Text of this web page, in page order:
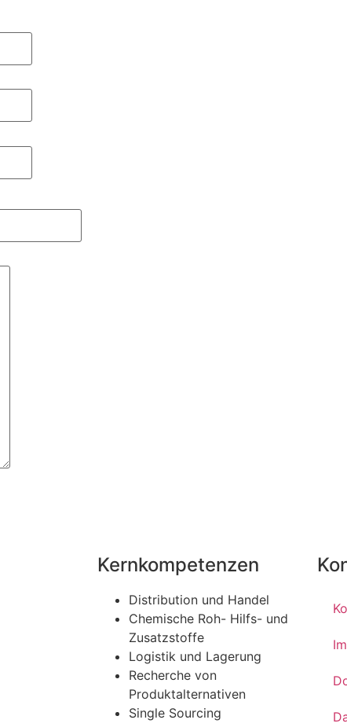
Kernkompetenzen
Distribution und Handel
Chemische Roh- Hilfs- und
Zusatzstoffe
Logistik und Lagerung
Recherche von
Produktalternativen
Single Sourcing